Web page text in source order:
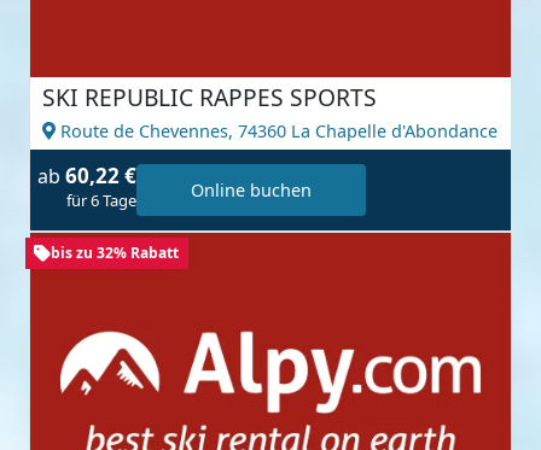
SKI REPUBLIC RAPPES SPORTS
Route de Chevennes, 74360 La Chapelle d'Abondance
ab 60,22 €
für 6 Tage Online buchen
bis zu 32% Rabatt